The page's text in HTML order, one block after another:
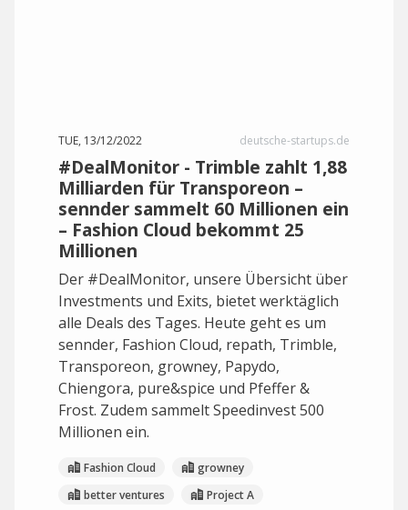
TUE, 13/12/2022 deutsche-startups.de
#DealMonitor - Trimble zahlt 1,88
Milliarden für Transporeon –
sennder sammelt 60 Millionen ein
– Fashion Cloud bekommt 25
Millionen
Der #DealMonitor, unsere Übersicht über
Investments und Exits, bietet werktäglich
alle Deals des Tages. Heute geht es um
sennder, Fashion Cloud, repath, Trimble,
Transporeon, growney, Papydo,
Chiengora, pure&spice und Pfeffer &
Frost. Zudem sammelt Speedinvest 500
Millionen ein.
Fashion Cloud
growney
better ventures
Project A